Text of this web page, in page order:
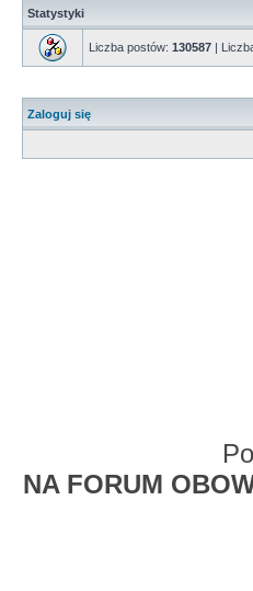
Statystyki
Liczba postów: 130587 |
Zaloguj się
NA FORUM